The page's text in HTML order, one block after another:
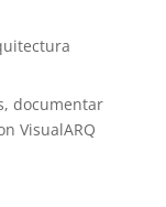
documentar
VisualARQ